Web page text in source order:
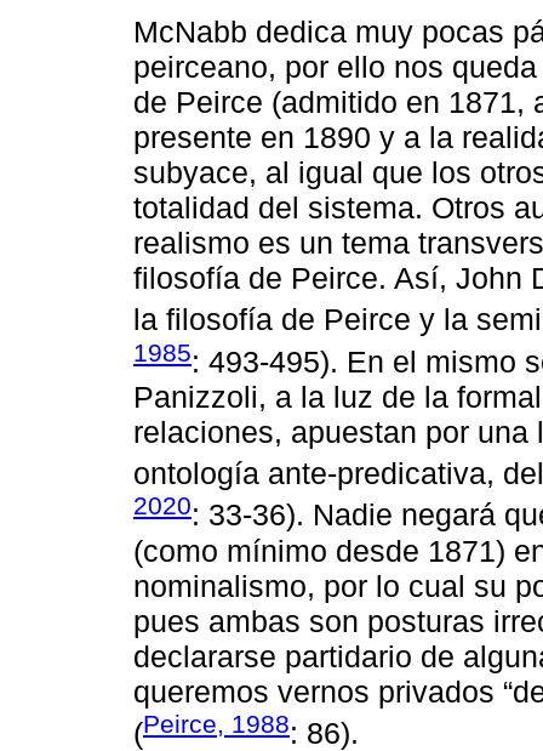
McNabb dedica muy pocas
peirceano, por ello nos
de Peirce (admitido en 1871,
presente en 1890 y a la
subyace, al igual que los
totalidad del sistema. Otros
realismo es un tema
filosofía de Peirce. Así, John
la filosofía de Peirce y la
1985: 493-495). En el mismo
Panizzoli, a la luz de la
relaciones, apuestan por
ontología ante-predicativa,
2020: 33-36). Nadie negará
(como mínimo desde 1871)
nominalismo, por lo cual su
pues ambas son posturas
declararse partidario de
queremos vernos privados
(Peirce, 1988: 86).